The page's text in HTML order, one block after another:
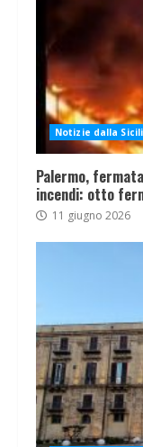
Notizie dalla
Palermo,
incendi: otto
11 giugno 2026